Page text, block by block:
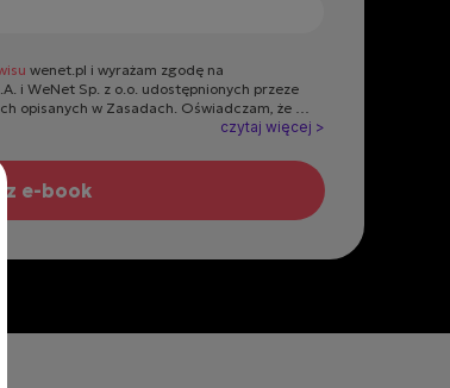
wenet.pl i wyrażam zgodę na
i WeNet Sp. z o.o. udostępnionych przeze
opisanych w Zasadach. Oświadczam, że są
oraz moje uprawnienia. Ponadto,
kierowanych na urządzenia
telefony lub komputery, których jestem
zgodę na otrzymywanie od WeNet Group
za pomocą środków komunikacji
systemów wywołujących na
poczty elektronicznej lub numer telefonu.
marketingowej może być przeze
kontakt z Działem Obsługi Klienta tel.
bez wpływu na zgodność z prawem
zgody przed jej cofnięciem.
czytaj więcej >